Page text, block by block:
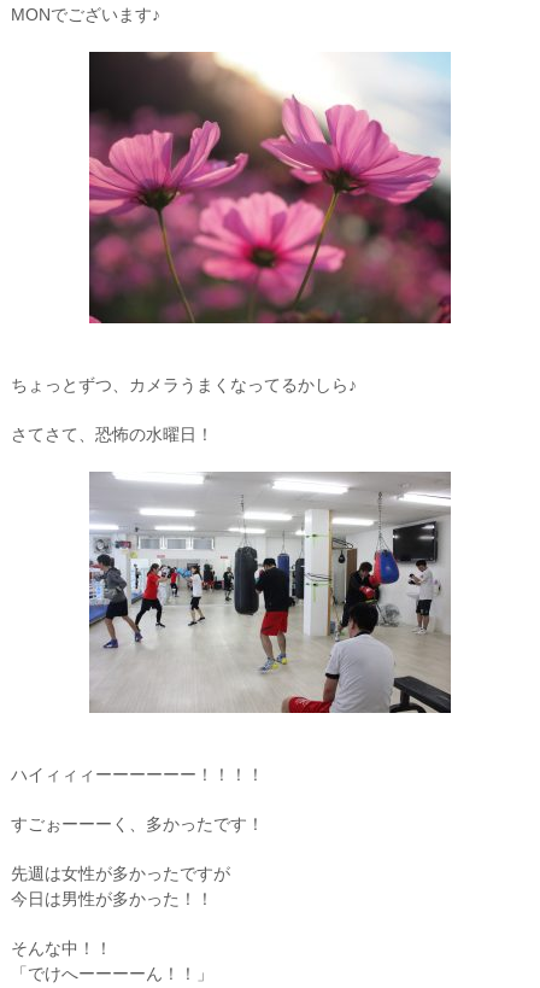
MONでございます♪
ちょっとずつ、カメラうまくなってるかしら♪
さてさて、恐怖の水曜日！
ハイィィィーーーーーー！！！！
すごぉーーーく、多かったです！
先週は女性が多かったですが
今日は男性が多かった！！
そんな中！！
「でけへーーーーん！！」